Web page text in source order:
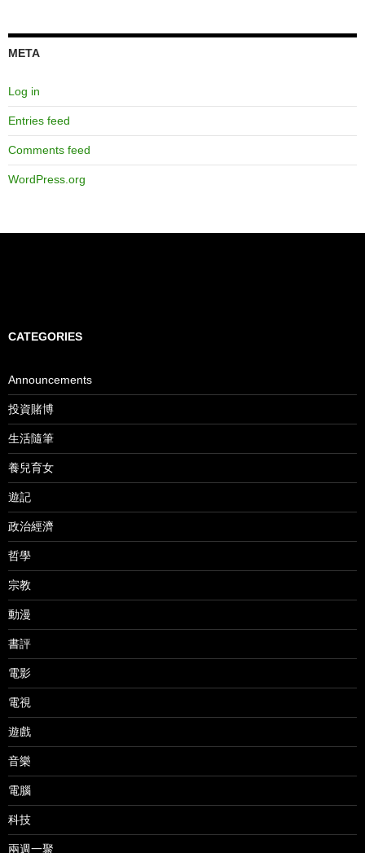
META
Log in
Entries feed
Comments feed
WordPress.org
CATEGORIES
Announcements
投資賭博
生活隨筆
養兒育女
遊記
政治經濟
哲學
宗教
動漫
書評
電影
電視
遊戲
音樂
電腦
科技
兩週一聚